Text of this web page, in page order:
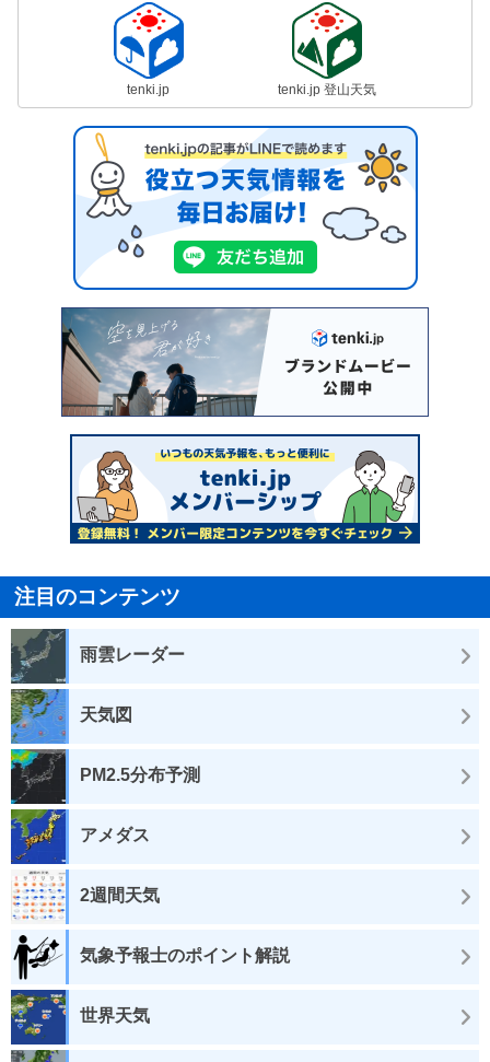
tenki.jp tenki.jp 登山天気
注目のコンテンツ
雨雲レーダー
天気図
PM2.5分布予測
アメダス
2週間天気
気象予報士のポイント解説
世界天気